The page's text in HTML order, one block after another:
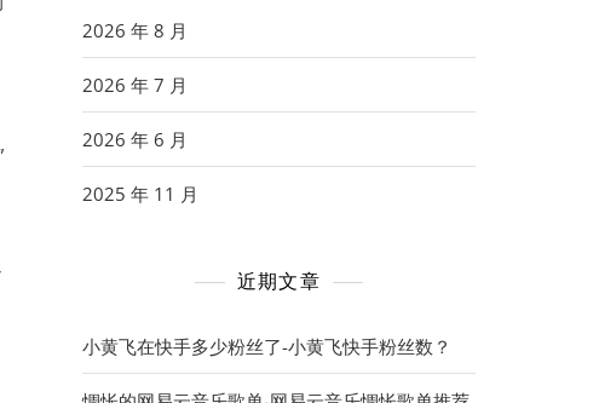
2026 年 8 月
2026 年 7 月
2026 年 6 月
2025 年 11 月
近期文章
小黄飞在快手多少粉丝了-小黄飞快手粉丝数？